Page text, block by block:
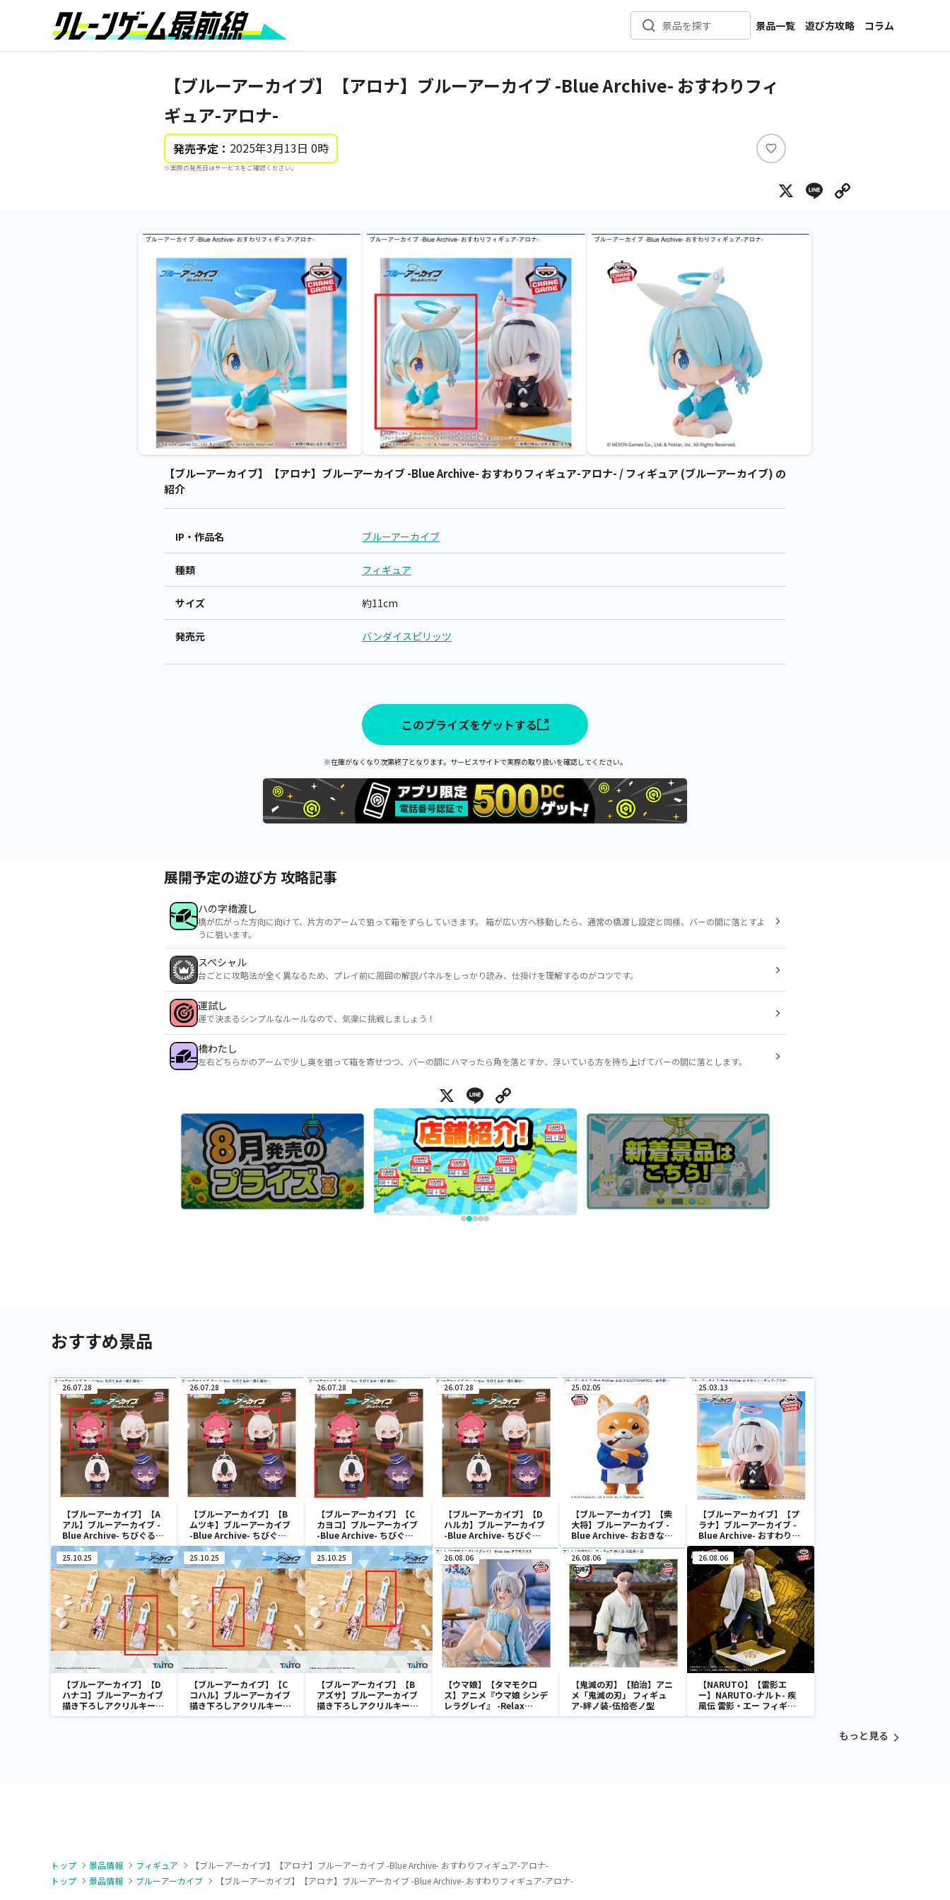
景品を探す
景品一覧
新着景品
作品名一覧
遊び方攻略
コラム
インタビュー
【ブルーアーカイブ】【アロナ】ブルーアーカイブ -Blue Archive- おすわりフィ
ギュア-アロナ-
発売予定： 2025年3月13日 0時
※実際の発売日はサービスをご確認ください。
い
ね
X Line
【ブルーアーカイブ】【アロナ】ブルーアーカイブ -Blue Archive- おすわりフィギュア-アロナ- / フィギュア (ブルーアーカイブ) の
紹介
IP・作品名 ブルーアーカイブ
種類 フィギュア
サイズ 約11cm
発売元 バンダイスピリッツ
このプライズをゲットする
※在庫がなくなり次第終了となります。サービスサイトで実際の取り扱いを確認してください。
展開予定の遊び方 攻略記事
ハの字橋渡し
橋が広がった方向に向けて、片方のアームで狙って箱をずらしていきます。 箱が広い方へ移動したら、通常の橋渡し設定と同様、バーの間に落とすよ
うに狙います。
スペシャル
台ごとに攻略法が全く異なるため、プレイ前に周囲の解説パネルをしっかり読み、仕掛けを理解するのがコツです。
運試し
運で決まるシンプルなルールなので、気楽に挑戦しましょう！
橋わたし
左右どちらかのアームで少し奥を狙って箱を寄せつつ、バーの間にハマったら角を落とすか、浮いている方を持ち上げてバーの間に落とします。
X Line
おすすめ景品
26.07.28
【ブルーアーカイブ】【A
アル】ブルーアーカイブ -
Blue Archive- ちびぐるみ
～便利屋68～
26.07.28
【ブルーアーカイブ】【B
ムツキ】ブルーアーカイブ
-Blue Archive- ちびぐる
み～便利屋68～
26.07.28
【ブルーアーカイブ】【C
カヨコ】ブルーアーカイブ
-Blue Archive- ちびぐる
み～便利屋68～
26.07.28
【ブルーアーカイブ】【D
ハルカ】ブルーアーカイブ
-Blue Archive- ちびぐる
み～便利屋68～
25.02.05
【ブルーアーカイブ】【柴
大将】ブルーアーカイブ -
Blue Archive- おおきな
SOFVIMATES～柴大将～
25.03.13
【ブルーアーカイブ】【プ
ラナ】ブルーアーカイブ -
Blue Archive- おすわりフ
ィギュア-プラナ-
25.10.25
【ブルーアーカイブ】【D
ハナコ】ブルーアーカイブ
描き下ろしアクリルキーホ
ルダー 水着ver.
25.10.25
【ブルーアーカイブ】【C
コハル】ブルーアーカイブ
描き下ろしアクリルキーホ
ルダー 水着ver.
25.10.25
【ブルーアーカイブ】【B
アズサ】ブルーアーカイブ
描き下ろしアクリルキーホ
ルダー 水着ver.
26.08.06
【ウマ娘】【タマモクロ
ス】アニメ『ウマ娘 シンデ
レラグレイ』 -Relax
time-タマモクロス
26.08.06
【鬼滅の刃】【狛治】アニ
メ「鬼滅の刃」 フィギュ
ア-絆ノ装-伍拾壱ノ型
26.08.06
【NARUTO】【雷影エ
ー】NARUTO-ナルト- 疾
風伝 雷影・エー フィギュ
ア～五影集結…!!～
もっと見る
トップ 景品情報 フィギュア
【ブルーアーカイブ】【アロナ】ブルーアーカイブ -Blue Archive- おすわりフィギュア-アロナ-
トップ
景品情報 ブルーアーカイブ 【ブルーアーカイブ】【アロナ】ブルーアーカイブ -Blue Archive- おすわりフィギュア-アロナ-